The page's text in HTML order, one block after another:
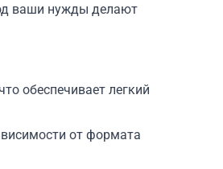
ваши нужды делают
обеспечивает легкий
от формата